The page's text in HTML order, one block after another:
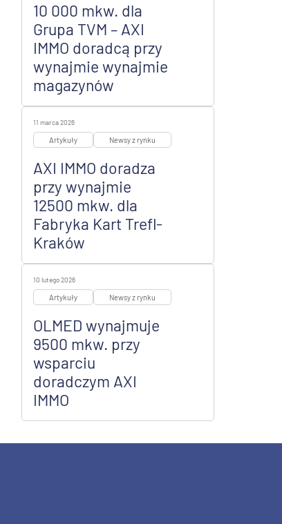
10 000 mkw. dla
Grupa TVM – AXI
IMMO doradcą przy
wynajmie wynajmie
magazynów
11 marca 2026
Artykuły Newsy z rynku
AXI IMMO doradza
przy wynajmie
12500 mkw. dla
Fabryka Kart Trefl-
Kraków
10 lutego 2026
Artykuły Newsy z rynku
OLMED wynajmuje
9500 mkw. przy
wsparciu
doradczym AXI
IMMO